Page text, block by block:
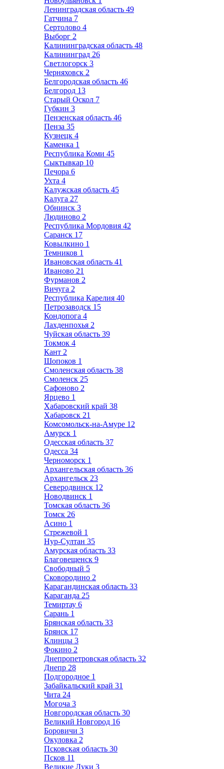
Ленинградская область 49
Гатчина 7
Сертолово 4
Выборг 2
Калининградская область 48
Калининград 26
Светлогорск 3
Черняховск 2
Белгородская область 46
Белгород 13
Старый Оскол 7
Губкин 3
Пензенская область 46
Пенза 35
Кузнецк 4
Каменка 1
Республика Коми 45
Сыктывкар 10
Печора 6
Ухта 4
Калужская область 45
Калуга 27
Обнинск 3
Людиново 2
Республика Мордовия 42
Саранск 17
Ковылкино 1
Темников 1
Ивановская область 41
Иваново 21
Фурманов 2
Вичуга 2
Республика Карелия 40
Петрозаводск 15
Кондопога 4
Лахденпохья 2
Чуйская область 39
Токмок 4
Кант 2
Шопоков 1
Смоленская область 38
Смоленск 25
Сафоново 2
Ярцево 1
Хабаровский край 38
Хабаровск 21
Комсомольск-на-Амуре 12
Амурск 1
Одесская область 37
Одесса 34
Черноморск 1
Архангельская область 36
Архангельск 23
Северодвинск 12
Новодвинск 1
Томская область 36
Томск 26
Асино 1
Стрежевой 1
Нур-Султан 35
Амурская область 33
Благовещенск 9
Свободный 5
Сковородино 2
Карагандинская область 33
Караганда 25
Темиртау 6
Сарань 1
Брянская область 33
Брянск 17
Клинцы 3
Фокино 2
Днепропетровская область 32
Днепр 28
Подгородное 1
Забайкальский край 31
Чита 24
Могоча 3
Новгородская область 30
Великий Новгород 16
Боровичи 3
Окуловка 2
Псковская область 30
Псков 11
Великие Луки 3